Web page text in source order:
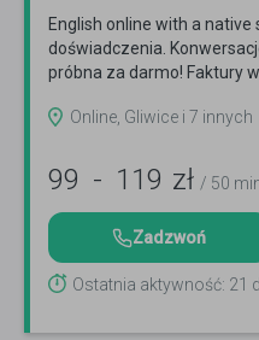
English online with a
doświadczenia.
próbna za darmo! Faktury
Online, Gliwice i 7 innych
99 - 119 zł / 50
Zadzwoń
Ostatnia aktywność: 21